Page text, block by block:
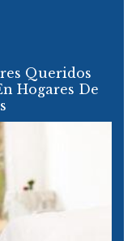
Queridos
Hogares De